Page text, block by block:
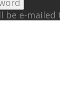
be e-mailed